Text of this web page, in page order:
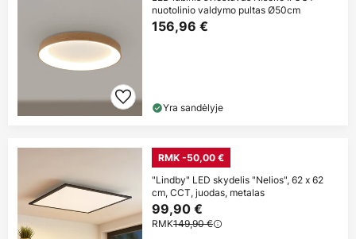
nuotolinio valdymo pultas Ø50cm
156,96 €
Yra sandėlyje
RMK -50,00 €
"Lindby" LED skydelis "Nelios", 62 x 62
cm, CCT, juodas, metalas
99,90 €
RMK149,90 €